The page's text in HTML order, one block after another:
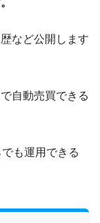
など公開します
自動売買できる
も運用できる